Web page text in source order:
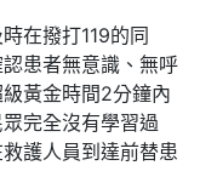
在撥打119的同
患者無意識、無呼
黃金時間2分鐘內
完全沒有學習過
護人員到達前替患